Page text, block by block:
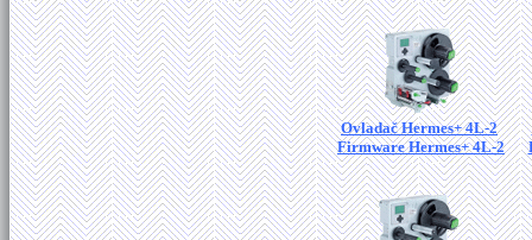
Ovladač Hermes+ 4L-2
Firmware Hermes+ 4L-2